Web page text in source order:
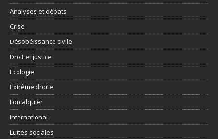
Analyses et débats
Crise
Désobéissance civile
Droit et justice
Ecologie
Extrême droite
Forcalquier
International
Luttes sociales